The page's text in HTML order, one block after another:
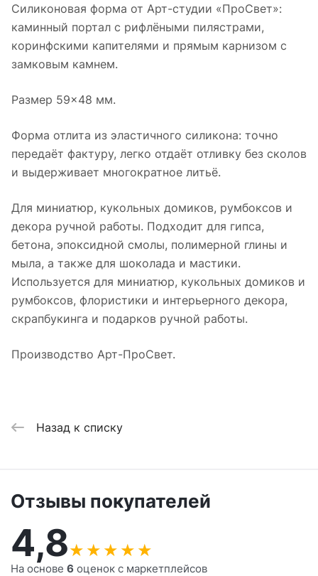
Силиконовая форма от Арт-студии «ПроСвет»:
каминный портал с рифлёными пилястрами,
коринфскими капителями и прямым карнизом с
замковым камнем.
Размер 59×48 мм.
Форма отлита из эластичного силикона: точно
передаёт фактуру, легко отдаёт отливку без сколов
и выдерживает многократное литьё.
Для миниатюр, кукольных домиков, румбоксов и
декора ручной работы. Подходит для гипса,
бетона, эпоксидной смолы, полимерной глины и
мыла, а также для шоколада и мастики.
Используется для миниатюр, кукольных домиков и
румбоксов, флористики и интерьерного декора,
скрапбукинга и подарков ручной работы.
Производство Арт-ПроСвет.
Назад к списку
Отзывы покупателей
4,8★ ★ ★ ★ ★
На основе 6 оценок с маркетплейсов